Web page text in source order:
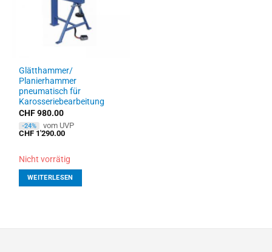
Glätthammer/
Planierhammer
pneumatisch für
Karosseriebearbeitung
CHF980.00
-24%
vom UVP
CHF 1'290.00
Nicht vorrätig
WEITERLESEN